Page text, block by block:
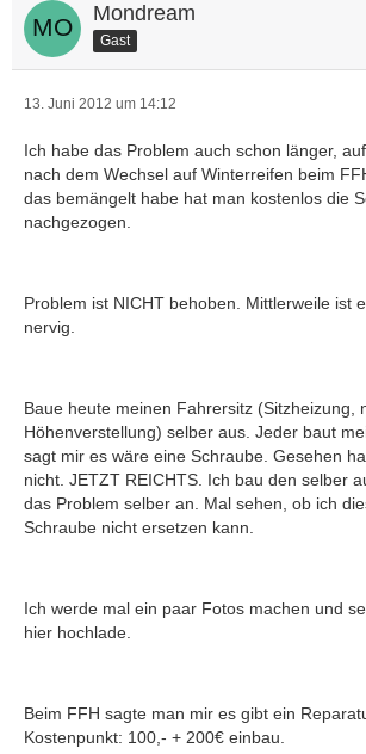
Mondream
Gast
13. Juni 2012 um 14:12
Ich habe das Problem auch schon länger,
nach dem Wechsel auf Winterreifen beim
das bemängelt habe hat man kostenlos die
nachgezogen.
Problem ist NICHT behoben. Mittlerweile ist
nervig.
Baue heute meinen Fahrersitz (Sitzheizung,
Höhenverstellung) selber aus. Jeder baut
sagt mir es wäre eine Schraube. Gesehen
nicht. JETZT REICHTS. Ich bau den selber
das Problem selber an. Mal sehen, ob ich
Schraube nicht ersetzen kann.
Ich werde mal ein paar Fotos machen und
hier hochlade.
Beim FFH sagte man mir es gibt ein
Kostenpunkt: 100,- + 200€ einbau.